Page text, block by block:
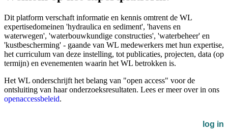
Dit platform verschaft informatie en kennis omtrent de WL
expertisedomeinen 'hydraulica en sediment', 'havens en
waterwegen', 'waterbouwkundige constructies', 'waterbeheer' en
'kustbescherming' - gaande van WL medewerkers met hun expertise,
het curriculum van deze instelling, tot publicaties, projecten, data (op
termijn) en evenementen waarin het WL betrokken is.
Het WL onderschrijft het belang van "open access" voor de
ontsluiting van haar onderzoeksresultaten. Lees er meer over in ons
openaccessbeleid.
log in